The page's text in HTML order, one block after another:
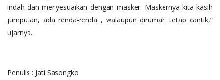
indah dan menyesuaikan dengan masker. Maskernya kita kasih
jumputan, ada renda-renda , walaupun dirumah tetap cantik,”
ujarnya.
Penulis : Jati Sasongko